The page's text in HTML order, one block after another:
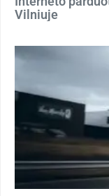
Vilniuje